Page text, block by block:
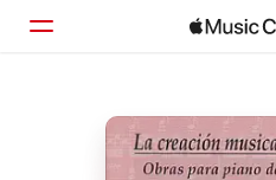
Início
Explorar